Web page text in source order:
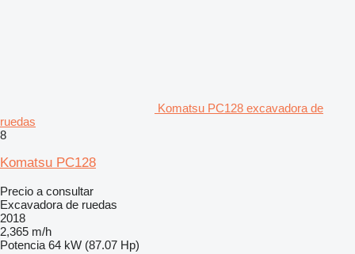
Komatsu PC128 excavadora de
ruedas
8
Komatsu PC128
Precio a consultar
Excavadora de ruedas
2018
2,365 m/h
Potencia 64 kW (87.07 Hp)